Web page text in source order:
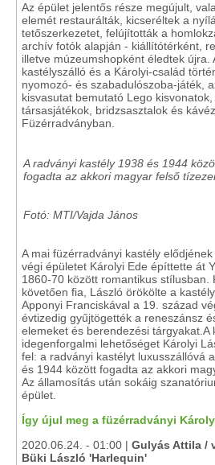
Az épület jelentős része megújult,
elemét restaurálták, kicseréltek a
tetőszerkezetet, felújították a
archív fotók alapján - kiállítótérként,
illetve múzeumshopként éledtek újra.
kastélyszálló és a Károlyi-család
nyomozó- és szabadulószoba-játék,
kisvasutat bemutató Lego
társasjátékok, bridzsasztalok és
Füzérradványban.
A radványi kastély 1938 és 1944
fogadta az akkori magyar felső
Fotó: MTI/Vajda János
A mai füzérradványi kastély
végi épületet Károlyi Ede építtette át
1860-70 között romantikus stílusban.
követően fia, László örökölte a
Apponyi Franciskával a 19. század
évtizedig gyűjtögették a reneszánsz
elemeket és berendezési tárgyakat.A
idegenforgalmi lehetőséget Károlyi
fel: a radványi kastélyt luxusszállóvá
és 1944 között fogadta az akkori
Az államosítás után sokáig
épület.
Így újul meg a füzérradványi
2020.06.24. - 01:00 | Gulyás Attila /
Büki László 'Harlequin'